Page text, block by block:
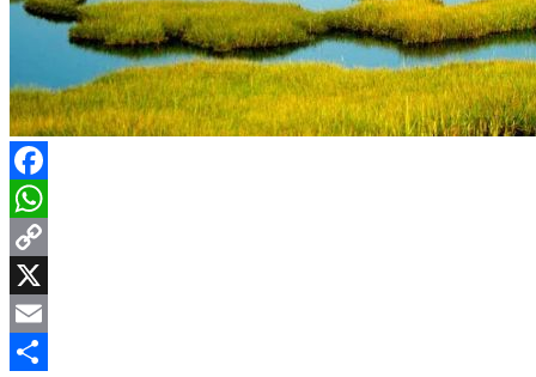
Facebook
WhatsApp
Copy
Link
X
Email